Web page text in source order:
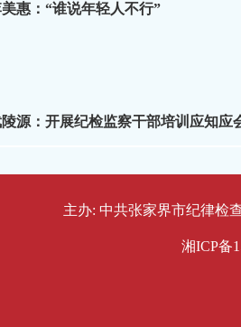
惠：“谁说年轻人不行”
陵源：开展纪检监察干部培训应知应
主办: 中共张家界市纪律检
湘ICP备